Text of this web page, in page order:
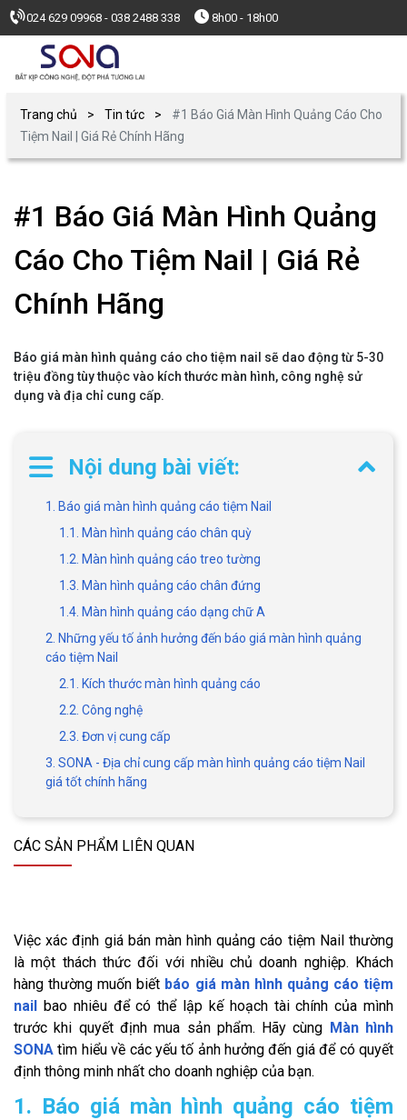
024 629 09968 - 038 2488 338 8h00 - 18h00
Trang chủ Tin tức
#1 Báo Giá Màn Hình Quảng Cáo Cho
Tiệm Nail | Giá Rẻ Chính Hãng
#1 Báo Giá Màn Hình Quảng
Cáo Cho Tiệm Nail | Giá Rẻ
Chính Hãng
Báo giá màn hình quảng cáo cho tiệm nail sẽ dao động từ 5-30
triệu đồng tùy thuộc vào kích thước màn hình, công nghệ sử
dụng và địa chỉ cung cấp.
Nội dung bài viết:
1. Báo giá màn hình quảng cáo tiệm Nail
1.1. Màn hình quảng cáo chân quỳ
1.2. Màn hình quảng cáo treo tường
1.3. Màn hình quảng cáo chân đứng
1.4. Màn hình quảng cáo dạng chữ A
2. Những yếu tố ảnh hưởng đến báo giá màn hình quảng
cáo tiệm Nail
2.1. Kích thước màn hình quảng cáo
2.2. Công nghệ
2.3. Đơn vị cung cấp
3. SONA - Địa chỉ cung cấp màn hình quảng cáo tiệm Nail
giá tốt chính hãng
CÁC SẢN PHẨM LIÊN QUAN
Việc xác định giá bán màn hình quảng cáo tiệm Nail thường
là một thách thức đối với nhiều chủ doanh nghiệp. Khách
hàng thường muốn biết báo giá màn hình quảng cáo tiệm
nail bao nhiêu để có thể lập kế hoạch tài chính của mình
trước khi quyết định mua sản phẩm. Hãy cùng Màn hình
SONA tìm hiểu về các yếu tố ảnh hưởng đến giá để có quyết
định thông minh nhất cho doanh nghiệp của bạn.
1. Báo giá màn hình quảng cáo tiệm